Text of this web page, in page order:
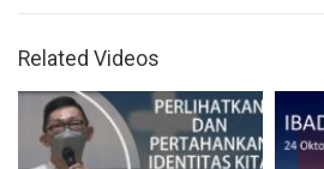
Related Videos